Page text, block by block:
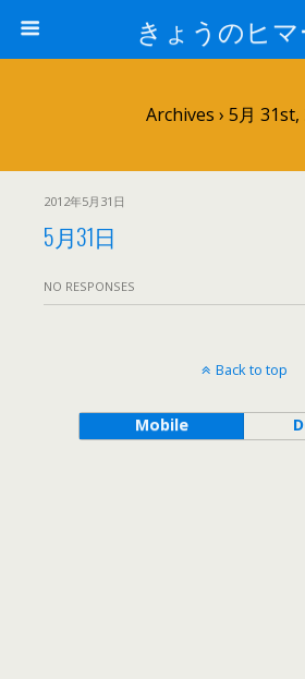
きょうのヒ
Archives › 5月 31st,
2012年5月31日
5月31日
NO RESPONSES
Back to top
Mobile